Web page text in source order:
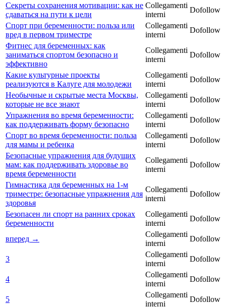
Секреты сохранения мотивации: как не
сдаваться на пути к цели
Collegamenti
interni
Dofollow
Спорт при беременности: польза или
вред в первом триместре
Collegamenti
interni
Dofollow
Фитнес для беременных: как
заниматься спортом безопасно и
эффективно
Collegamenti
interni
Dofollow
Какие культурные проекты
реализуются в Калуге для молодежи
Collegamenti
interni
Dofollow
Необычные и скрытые места Москвы,
которые не все знают
Collegamenti
interni
Dofollow
Упражнения во время беременности:
как поддерживать форму безопасно
Collegamenti
interni
Dofollow
Спорт во время беременности: польза
для мамы и ребенка
Collegamenti
interni
Dofollow
Безопасные упражнения для будущих
мам: как поддерживать здоровье во
время беременности
Collegamenti
interni
Dofollow
Гимнастика для беременных на 1-м
триместре: безопасные упражнения для
здоровья
Collegamenti
interni
Dofollow
Безопасен ли спорт на ранних сроках
беременности
Collegamenti
interni
Dofollow
вперед →
Collegamenti
interni
Dofollow
3
Collegamenti
interni
Dofollow
4
Collegamenti
interni
Dofollow
5
Collegamenti
interni
Dofollow